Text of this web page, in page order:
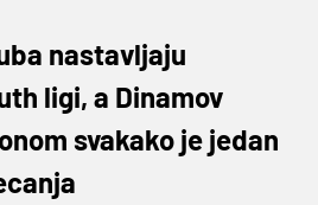
nastavljaju
ligi, a Dinamov
svakako je jedan